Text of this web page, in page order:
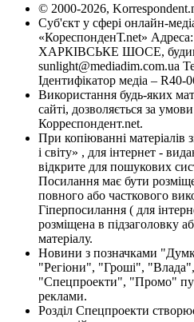
© 2000-2026,
Суб'єкт у сфері онлайн-
«КореспонденТ.net»
ХАРКІВСЬКЕ ШОСЕ,
sunlight@mediadim.com.ua
Ідентифікатор медіа – R40-
Використання будь-яких
сайті, дозволяється за
Корреспондент.net.
При копіюванні матеріалів
і світу» , для інтернет -
відкрите для пошукових
Посилання має бути
повного або часткового
Гіперпосилання ( для
розміщена в підзаголовку
матеріалу.
Новини з позначками
"Регіони", "Гроші",
"Спецпроекти", "Промо"
реклами.
Розділ Спецпроекти